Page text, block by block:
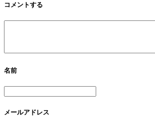
コメントする
名前
メールアドレス